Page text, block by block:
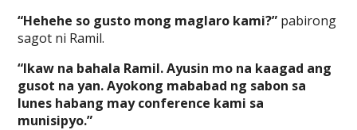
“Hehehe so gusto mong maglaro kami?” pabirong
sagot ni Ramil.
“Ikaw na bahala Ramil. Ayusin mo na kaagad ang
gusot na yan. Ayokong mababad ng sabon sa
lunes habang may conference kami sa
munisipyo.”